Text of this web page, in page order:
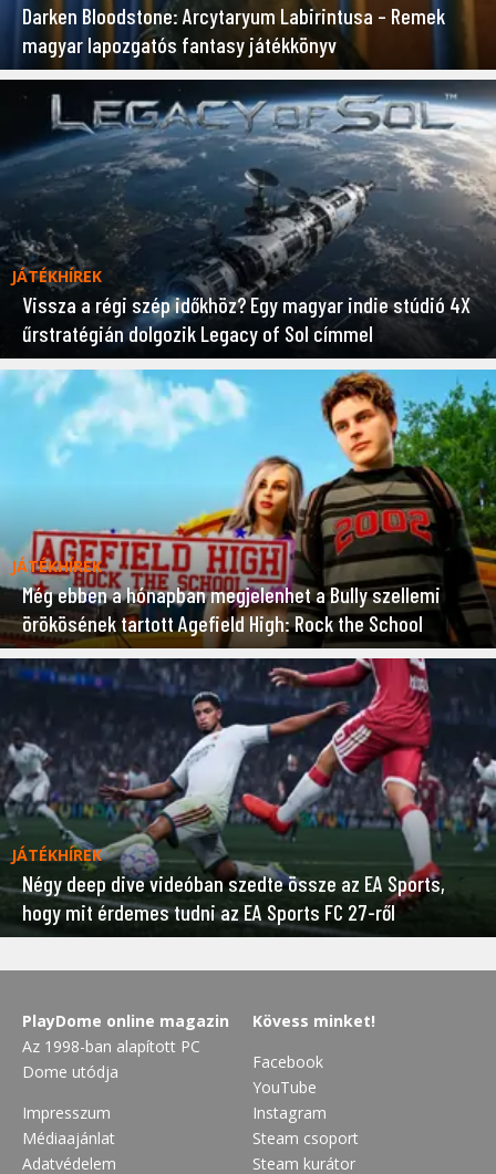
Darken Bloodstone: Arcytaryum Labirintusa – Remek
magyar lapozgatós fantasy játékkönyv
JÁTÉKHÍREK
Vissza a régi szép időkhöz? Egy magyar indie stúdió 4X
űrstratégián dolgozik Legacy of Sol címmel
JÁTÉKHÍREK
Még ebben a hónapban megjelenhet a Bully szellemi
örökösének tartott Agefield High: Rock the School
JÁTÉKHÍREK
Négy deep dive videóban szedte össze az EA Sports,
hogy mit érdemes tudni az EA Sports FC 27-ről
PlayDome online magazin
Az 1998-ban alapított PC
Dome utódja
Impresszum
Médiaajánlat
Adatvédelem
Kövess minket!
Facebook
YouTube
Instagram
Steam csoport
Steam kurátor